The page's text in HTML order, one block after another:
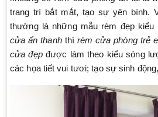
trang trí bắt mắt, tạo sự yên bình.
thường là những mẫu rèm đẹp kiểu
cửa ẩn thanhthì rèm cửa phòng trẻ
cửa đẹpđược làm theo kiểu sóng
các họa tiết vui tươi; tạo sự sinh